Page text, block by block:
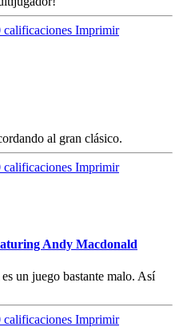
calificaciones Imprimir
al gran clásico.
calificaciones Imprimir
Andy Macdonald
un juego bastante malo. Así
calificaciones Imprimir